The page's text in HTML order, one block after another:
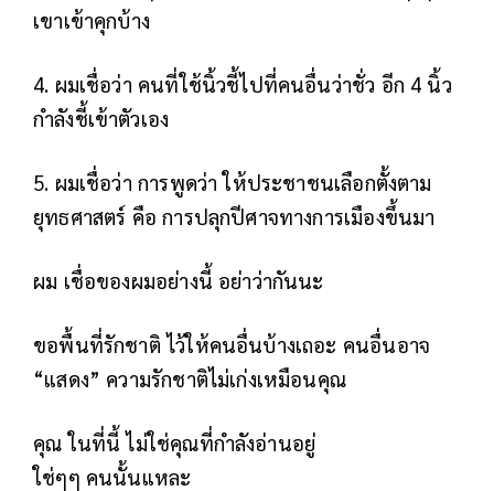
เขาเข้าคุกบ้าง
4. ผมเชื่อว่า คนที่ใช้นิ้วชี้ไปที่คนอื่นว่าชั่ว อีก 4 นิ้ว
กำลังชี้เข้าตัวเอง
5. ผมเชื่อว่า การพูดว่า ให้ประชาชนเลือกตั้งตาม
ยุทธศาสตร์ คือ การปลุกปีศาจทางการเมืองขึ้นมา
ผม เชื่อของผมอย่างนี้ อย่าว่ากันนะ
ขอพื้นที่รักชาติ ไว้ให้คนอื่นบ้างเถอะ คนอื่นอาจ
“แสดง” ความรักชาติไม่เก่งเหมือนคุณ
คุณ ในที่นี้ ไม่ใช่คุณที่กำลังอ่านอยู่
ใช่ๆๆ คนนั้นแหละ